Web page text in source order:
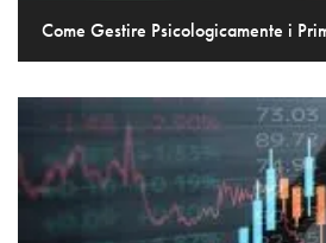
Come Gestire Psicologicamente i